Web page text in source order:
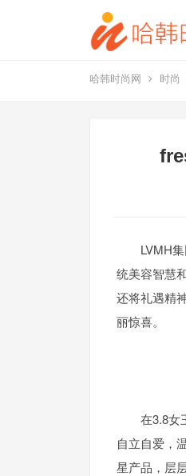
哈韩时尚网 时尚
LVMH
统美容智慧
还将礼遇精
丽惊喜。
在3.8女
自立自爱，
星产品，层